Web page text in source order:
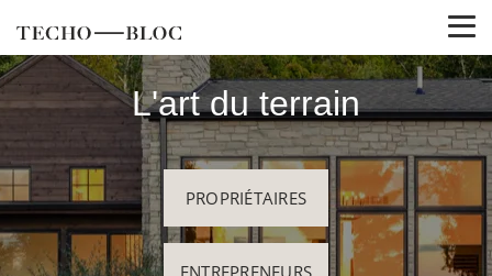
L'art du terrain
PROPRIÉTAIRES
ENTREPRENEURS